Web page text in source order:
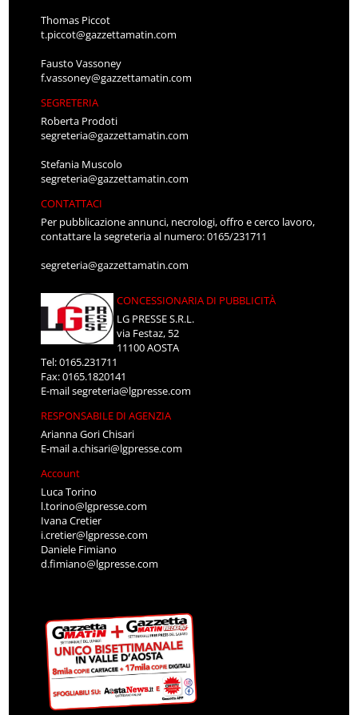
Thomas Piccot
t.piccot@gazzettamatin.com
Fausto Vassoney
f.vassoney@gazzettamatin.com
SEGRETERIA
Roberta Prodoti
segreteria@gazzettamatin.com
Stefania Muscolo
segreteria@gazzettamatin.com
CONTATTACI
Per pubblicazione annunci, necrologi, offro e cerco lavoro,
contattare la segreteria al numero: 0165/231711
segreteria@gazzettamatin.com
CONCESSIONARIA DI PUBBLICITÀ
LG PRESSE S.R.L.
via Festaz, 52
11100 AOSTA
Tel: 0165.231711
Fax: 0165.1820141
E-mailsegreteria@lgpresse.com
RESPONSABILE DI AGENZIA
Arianna Gori Chisari
E-maila.chisari@lgpresse.com
Account
Luca Torino
l.torino@lgpresse.com
Ivana Cretier
i.cretier@lgpresse.com
Daniele Fimiano
d.fimiano@lgpresse.com